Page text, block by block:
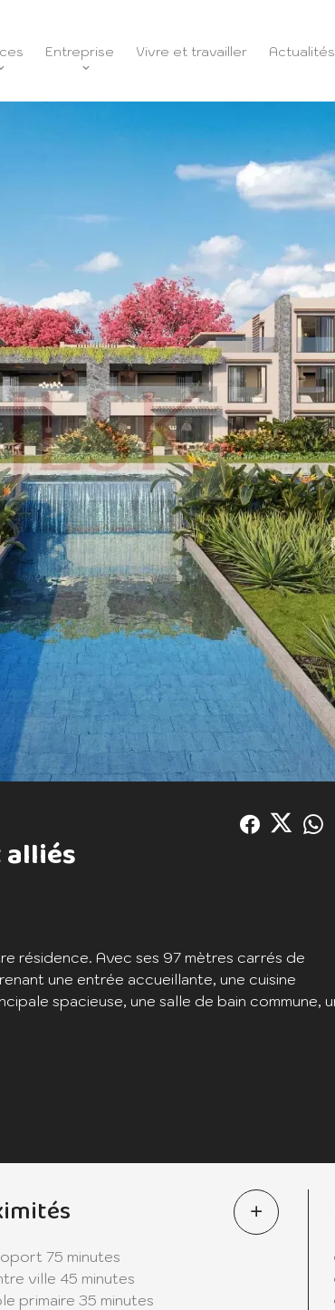
Entreprise Vivre et travailler Actualités
alliés
résidence. Avec ses 97 mètres carrés de
une entrée accueillante, une cuisine
spacieuse, une salle de bain commune, une
admirant la vue panoramique. Le mélange
exceptionnel.
75 minutes
ville 45 minutes
primaire 35 minutes